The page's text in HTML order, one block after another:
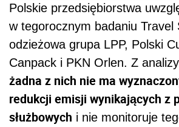
Polskie przedsiębiorstwa
w tegorocznym badaniu Travel
odzieżowa grupa LPP, Polski
Canpack i PKN Orlen. Z
żadna z nich nie ma
redukcji emisji wynikających z
służbowych i nie monitoruje